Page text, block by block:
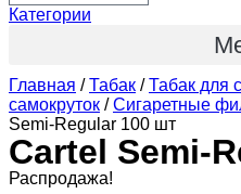
Категории
Главная /Табак /Табак для
самокруток /Сигаретные
Semi-Regular 100 шт
Cartel Semi-
Распродажа!